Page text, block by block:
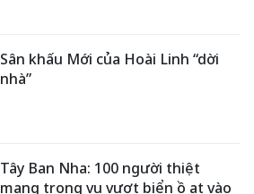
Sân khấu Mới của Hoài Linh “dời
nhà”
Tây Ban Nha: 100 người thiệt
mạng trong vụ vượt biển ồ ạt vào